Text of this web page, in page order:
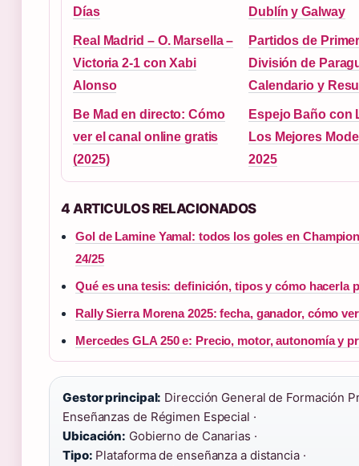
Días
Dublín y Galway
Real Madrid – O. Marsella –
Victoria 2-1 con Xabi
Alonso
Partidos de
División de
Calendario y
Be Mad en directo: Cómo
ver el canal online gratis
(2025)
Espejo Baño con
Los Mejores
2025
4 ARTICULOS RELACIONADOS
Gol de Lamine Yamal: todos los goles en
24/25
Qué es una tesis: definición, tipos y cómo hacerla
Rally Sierra Morena 2025: fecha, ganador, cómo
Mercedes GLA 250 e: Precio, motor, autonomía y
Gestor principal: Dirección General de Formación
Enseñanzas de Régimen Especial ·
Ubicación: Gobierno de Canarias ·
Tipo: Plataforma de enseñanza a distancia ·